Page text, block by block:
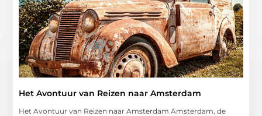
Het Avontuur van Reizen naar Amsterdam
Het Avontuur van Reizen naar Amsterdam Amsterdam, de